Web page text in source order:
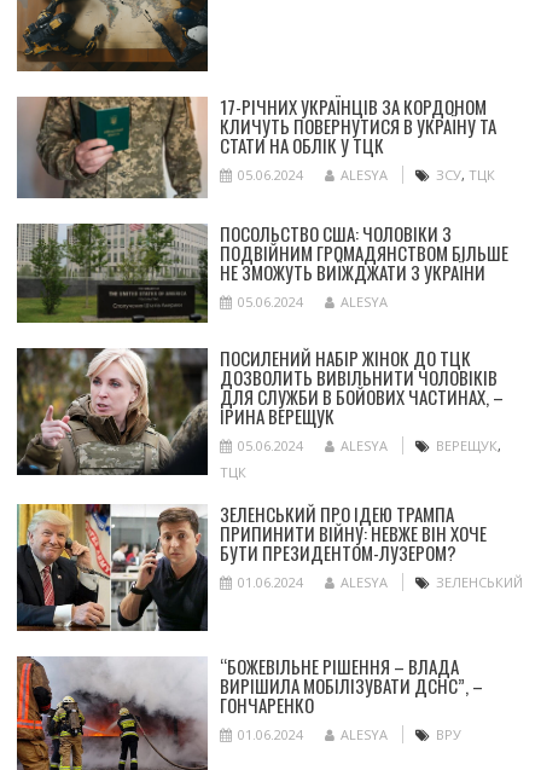
17-РІЧНИХ УКРАЇНЦІВ ЗА КОРДОНОМ
КЛИЧУТЬ ПОВЕРНУТИСЯ В УКРАЇНУ ТА
СТАТИ НА ОБЛІК У ТЦК
05.06.2024 ALESYA ЗСУ, ТЦК
ПОСОЛЬСТВО США: ЧОЛОВІКИ З
ПОДВІЙНИМ ГРОМАДЯНСТВОМ БІЛЬШЕ
НЕ ЗМОЖУТЬ ВИЇЖДЖАТИ З УКРАЇНИ
05.06.2024 ALESYA
ПОСИЛЕНИЙ НАБІР ЖІНОК ДО ТЦК
ДОЗВОЛИТЬ ВИВІЛЬНИТИ ЧОЛОВІКІВ
ДЛЯ СЛУЖБИ В БОЙОВИХ ЧАСТИНАХ, –
ІРИНА ВЕРЕЩУК
05.06.2024 ALESYA ВЕРЕЩУК,
ТЦК
ЗЕЛЕНСЬКИЙ ПРО ІДЕЮ ТРАМПА
ПРИПИНИТИ ВІЙНУ: НЕВЖЕ ВІН ХОЧЕ
БУТИ ПРЕЗИДЕНТОМ-ЛУЗЕРОМ?
01.06.2024 ALESYA ЗЕЛЕНСЬКИЙ
“БОЖЕВІЛЬНЕ РІШЕННЯ – ВЛАДА
ВИРІШИЛА МОБІЛІЗУВАТИ ДСНС”, –
ГОНЧАРЕНКО
01.06.2024 ALESYA ВРУ